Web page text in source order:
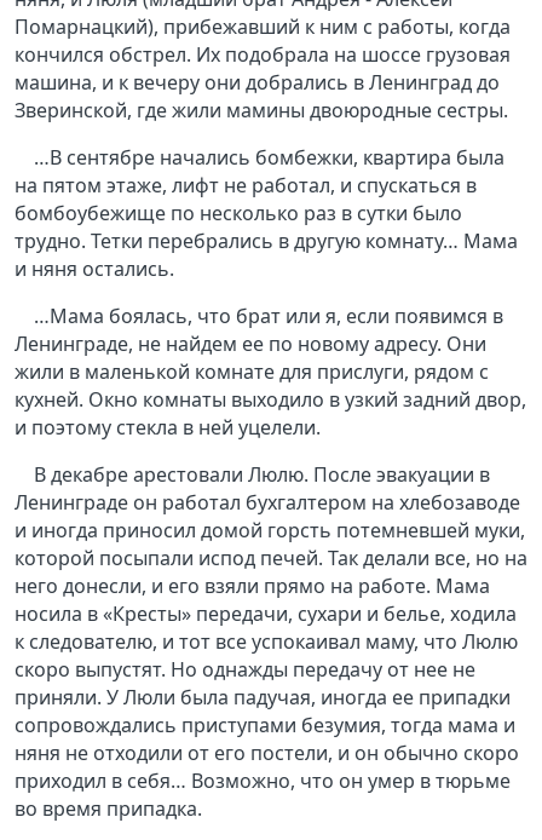
Помарнацкий), прибежавший к ним с работы, когда
кончился обстрел. Их подобрала на шоссе грузовая
машина, и к вечеру они добрались в Ленинград до
Зверинской, где жили мамины двоюродные сестры.
…В сентябре начались бомбежки, квартира была
на пятом этаже, лифт не работал, и спускаться в
бомбоубежище по несколько раз в сутки было
трудно. Тетки перебрались в другую комнату… Мама
и няня остались.
…Мама боялась, что брат или я, если появимся в
Ленинграде, не найдем ее по новому адресу. Они
жили в маленькой комнате для прислуги, рядом с
кухней. Окно комнаты выходило в узкий задний двор,
и поэтому стекла в ней уцелели.
В декабре арестовали Люлю. После эвакуации в
Ленинграде он работал бухгалтером на хлебозаводе
и иногда приносил домой горсть потемневшей муки,
которой посыпали испод печей. Так делали все, но на
него донесли, и его взяли прямо на работе. Мама
носила в «Кресты» передачи, сухари и белье, ходила
к следователю, и тот все успокаивал маму, что Люлю
скоро выпустят. Но однажды передачу от нее не
приняли. У Люли была падучая, иногда ее припадки
сопровождались приступами безумия, тогда мама и
няня не отходили от его постели, и он обычно скоро
приходил в себя… Возможно, что он умер в тюрьме
во время припадка.